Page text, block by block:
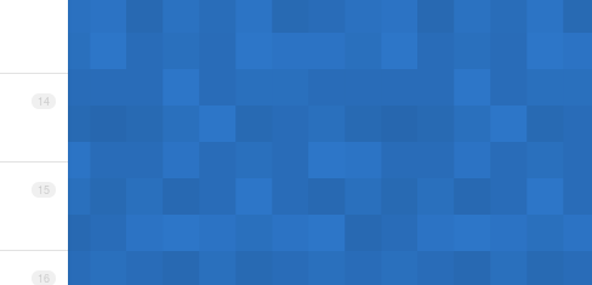
14
15
16